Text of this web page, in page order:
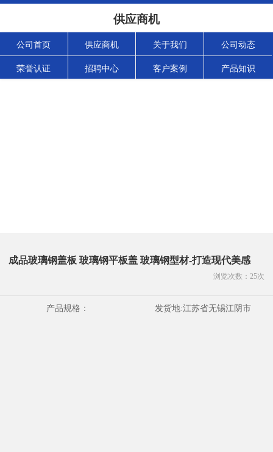
供应商机
公司首页 供应商机 关于我们 公司动态
荣誉认证 招聘中心 客户案例 产品知识
成品玻璃钢盖板 玻璃钢平板盖 玻璃钢型材-打造现代美感
浏览次数： 25次
产品规格： 发货地:江苏省无锡江阴市